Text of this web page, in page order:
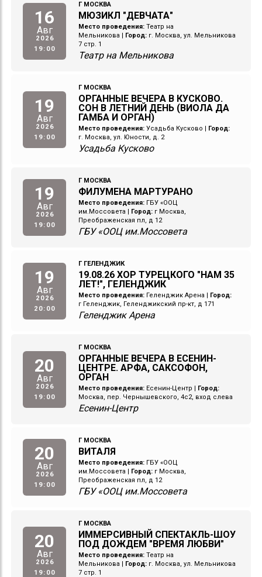
16
Авг
2026
19:00
Г МОСКВА
МЮЗИКЛ "ДЕВЧАТА"
Место проведения: Театр на
Мельникова
Город: г. Москва, ул. Мельникова
7 стр. 1
Театр на Мельникова
19
Авг
2026
19:00
Г МОСКВА
ОРГАННЫЕ ВЕЧЕРА В КУСКОВО.
СОН В ЛЕТНИЙ ДЕНЬ (ВИОЛА ДА
ГАМБА И ОРГАН)
Место проведения: Усадьба Кусково
Город:
г. Москва, ул. Юности, д. 2
Усадьба Кусково
19
Авг
2026
19:00
Г МОСКВА
ФИЛУМЕНА МАРТУРАНО
Место проведения: ГБУ «ООЦ
им.Моссовета
Город: г Москва,
Преображенская пл, д 12
ГБУ «ООЦ им.Моссовета
19
Авг
2026
20:00
Г ГЕЛЕНДЖИК
19.08.26 ХОР ТУРЕЦКОГО "НАМ 35
ЛЕТ!", ГЕЛЕНДЖИК
Место проведения: Геленджик Арена
Город:
г Геленджик, Геленджикский пр-кт, д 171
Геленджик Арена
20
Авг
2026
19:00
Г МОСКВА
ОРГАННЫЕ ВЕЧЕРА В ЕСЕНИН-
ЦЕНТРЕ. АРФА, САКСОФОН,
ОРГАН
Место проведения: Есенин-Центр
Город:
Москва, пер. Чернышевского, 4с2, вход слева
Есенин-Центр
20
Авг
2026
19:00
Г МОСКВА
ВИТАЛЯ
Место проведения: ГБУ «ООЦ
им.Моссовета
Город: г Москва,
Преображенская пл, д 12
ГБУ «ООЦ им.Моссовета
20
Авг
2026
19:00
Г МОСКВА
ИММЕРСИВНЫЙ СПЕКТАКЛЬ-ШОУ
ПОД ДОЖДЕМ "ВРЕМЯ ЛЮБВИ"
Место проведения: Театр на
Мельникова
Город: г. Москва, ул. Мельникова
7 стр. 1